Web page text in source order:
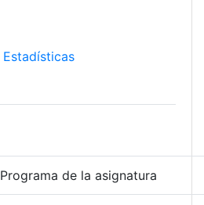
Estadísticas
Programa de la asignatura